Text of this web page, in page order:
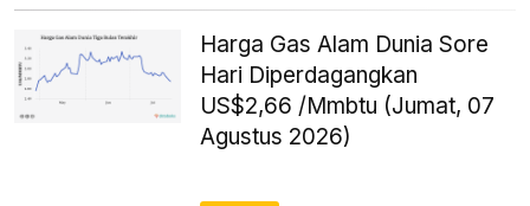
Harga Gas Alam Dunia Sore
Hari Diperdagangkan
US$2,66 /Mmbtu (Jumat, 07
Agustus 2026)